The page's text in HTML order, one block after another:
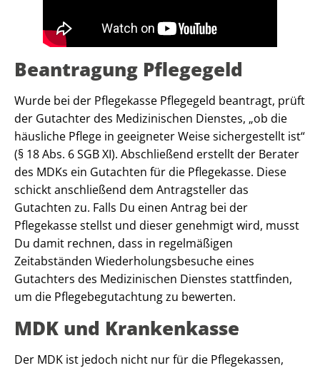
Beantragung Pflegegeld
Wurde bei der Pflegekasse Pflegegeld beantragt, prüft
der Gutachter des Medizinischen Dienstes, „ob die
häusliche Pflege in geeigneter Weise sichergestellt ist“
(§ 18 Abs. 6 SGB XI). Abschließend erstellt der Berater
des MDKs ein Gutachten für die Pflegekasse. Diese
schickt anschließend dem Antragsteller das
Gutachten zu. Falls Du einen Antrag bei der
Pflegekasse stellst und dieser genehmigt wird, musst
Du damit rechnen, dass in regelmäßigen
Zeitabständen Wiederholungsbesuche eines
Gutachters des Medizinischen Dienstes stattfinden,
um die Pflegebegutachtung zu bewerten.
MDK und Krankenkasse
Der MDK ist jedoch nicht nur für die Pflegekassen,